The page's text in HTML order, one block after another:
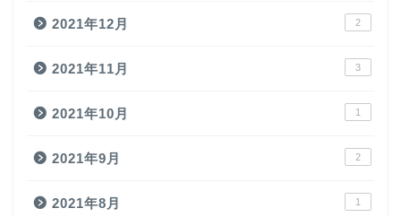
2021年12月 2
2021年11月 3
2021年10月 1
2021年9月 2
2021年8月 1